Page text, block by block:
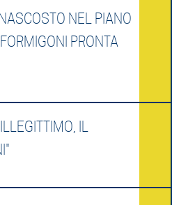
NEL PIANO
PRONTA
IL